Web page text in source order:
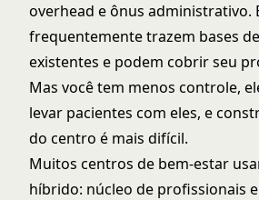
overhead e ônus administrativo.
frequentemente trazem bases
existentes e podem cobrir seu
Mas você tem menos controle,
levar pacientes com eles, e
do centro é mais difícil.
Muitos centros de bem-estar
híbrido: núcleo de profissionais